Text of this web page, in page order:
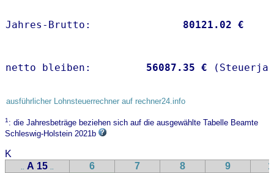
Jahres-Brutto: 80121.02 €
netto bleiben: 56087.35 €
ausführlicher Lohnsteuerrechner auf rechner24.info
1: die Jahresbeträge beziehen sich auf die ausgewählte Tabelle Beamte
Schleswig-Holstein 2021b
K
.. A 15 .. 6 7 8 9